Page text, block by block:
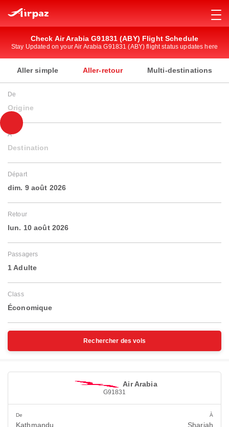
Check Air Arabia G91831 (ABY) Flight Schedule
Stay Updated on your Air Arabia G91831 (ABY) flight status updates here
Aller simple Aller-retour Multi-destinations
De
Origine
À
Destination
Départ
dim. 9 août 2026
Retour
lun. 10 août 2026
Passagers
1 Adulte
Class
Économique
Rechercher des vols
Air Arabia
G91831
De
Kathmandu
À
Sharjah